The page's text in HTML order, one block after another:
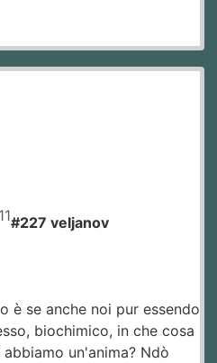
#227 veljanov
è se anche noi pur essendo
biochimico, in che cosa
un'anima? Ndò